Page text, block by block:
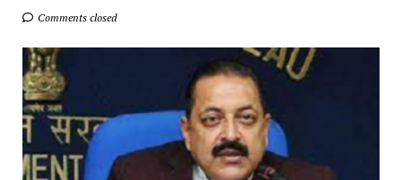
Comments closed